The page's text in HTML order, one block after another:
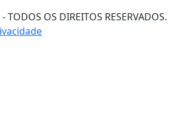
OS DIREITOS RESERVADOS.